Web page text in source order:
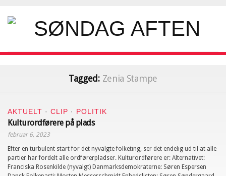
Tagged: Zenia Stampe
AKTUELT · CLIP · POLITIK
Kulturordførere på plads
februar 6, 2023
Efter en turbulent start for det nyvalgte folketing, ser det endelig ud til at alle
partier har fordelt alle ordførerpladser. Kulturordførere er: Alternativet:
Franciska Rosenkilde (nyvalgt) Danmarksdemokraterne: Søren Espersen